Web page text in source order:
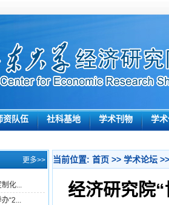
资队伍 社科基地 学术刊物 学
更多>>
化...
“2...
当前位置: 首页 >> 学术论坛
经济研究院